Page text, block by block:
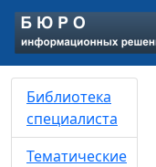
Библиотека
специалиста
Тематические